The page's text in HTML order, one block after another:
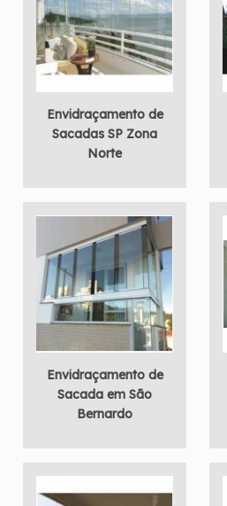
Envidraçamento de
Sacadas SP Zona
Norte
Envidraçamento de
Sacada em São
Bernardo